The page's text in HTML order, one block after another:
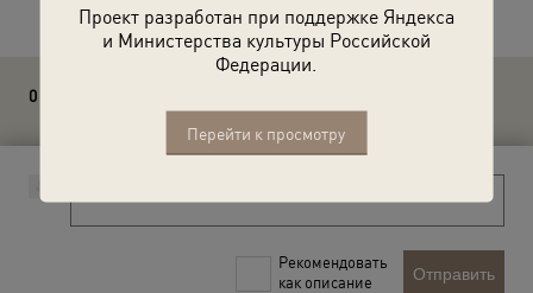
Проект разработан при поддержке Яндекса
и Министерства культуры Российской
Федерации.
Перейти к просмотру
0 комментариев
Рекомендовать
как описание
Отправить